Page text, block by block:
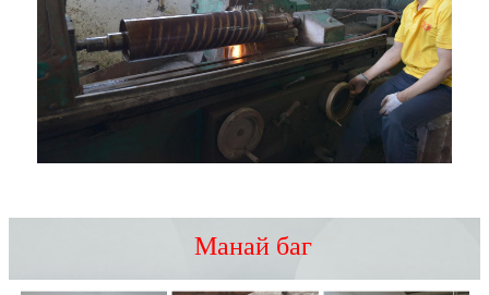
Манай баг